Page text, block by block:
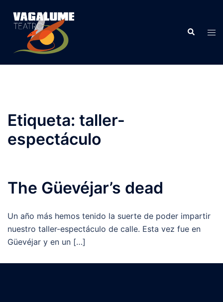
Etiqueta: taller-
espectáculo
The Güevéjar’s dead
Un año más hemos tenido la suerte de poder impartir
nuestro taller-espectáculo de calle. Esta vez fue en
Güevéjar y en un […]